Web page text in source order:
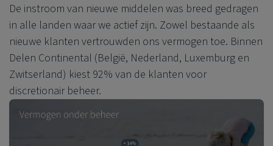
De instroom van nieuwe middelen was breed gedragen
in alle landen waar we actief zijn. Zowel bestaande als
nieuwe klanten vertrouwden ons vermogen toe. Binnen
Delen Continental (België, Nederland, Luxemburg en
Zwitserland) kiest 92% van de klanten voor
discretionair beheer.